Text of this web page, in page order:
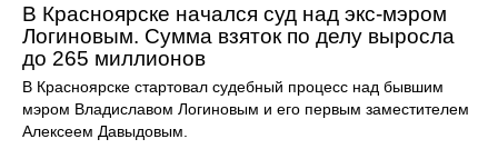
В Красноярске начался суд над экс-мэром
Логиновым. Сумма взяток по делу выросла
до 265 миллионов
В Красноярске стартовал судебный процесс над бывшим
мэром Владиславом Логиновым и его первым заместителем
Алексеем Давыдовым.